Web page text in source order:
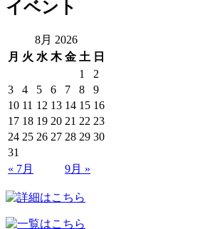
イベント
8月 2026
月 火 水 木 金 土 日
1
2
3
4 5 6 7 8
9
10 11 12 13 14 15 16
17 18 19 20 21 22 23
24 25 26 27 28 29 30
31
« 7月
9月 »